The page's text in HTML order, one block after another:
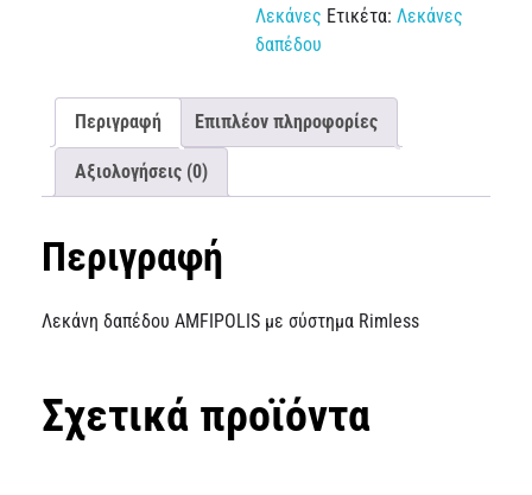
Λεκάνες Ετικέτα: Λεκάνες
δαπέδου
Περιγραφή Επιπλέον πληροφορίες
Αξιολογήσεις (0)
Περιγραφή
Λεκάνη δαπέδου AMFIPOLIS με σύστημα Rimless
Σχετικά προϊόντα